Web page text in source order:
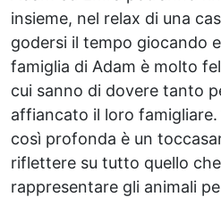
insieme, nel relax di una
godersi il tempo giocando
famiglia di Adam è molto
cui sanno di dovere tanto
affiancato il loro famigliare.
così profonda è un
riflettere su tutto quello
rappresentare gli animali